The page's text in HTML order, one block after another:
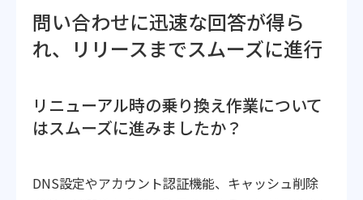
問い合わせに迅速な回答が得ら
れ、リリースまでスムーズに進行
リニューアル時の乗り換え作業について
はスムーズに進みましたか？
DNS設定やアカウント認証機能、キャッシュ削除